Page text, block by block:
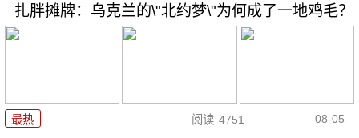
扎胖摊牌：乌克兰的\"北约梦\"为何成了一地鸡毛？
最热 阅读 4751 08-05